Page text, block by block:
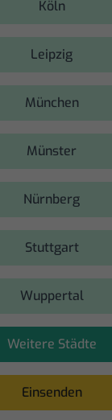
Köln
Leipzig
München
Münster
Nürnberg
Stuttgart
Wuppertal
Weitere Städte
Einsenden